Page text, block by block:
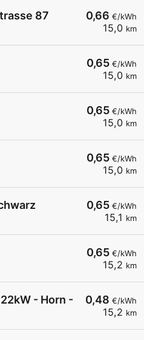
0,66 €/kWh
15,0 km
87
0,65 €/kWh
15,0 km
0,65 €/kWh
15,0 km
0,65 €/kWh
15,0 km
0,65 €/kWh
15,1 km
0,65 €/kWh
15,2 km
0,48 €/kWh
15,2 km
22kW - Horn - Sportplatz